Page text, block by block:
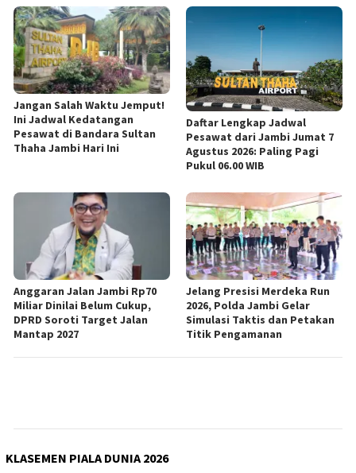
Jangan Salah Waktu Jemput!
Ini Jadwal Kedatangan
Pesawat di Bandara Sultan
Thaha Jambi Hari Ini
Daftar Lengkap Jadwal
Pesawat dari Jambi Jumat 7
Agustus 2026: Paling Pagi
Pukul 06.00 WIB
Anggaran Jalan Jambi Rp70
Miliar Dinilai Belum Cukup,
DPRD Soroti Target Jalan
Mantap 2027
Jelang Presisi Merdeka Run
2026, Polda Jambi Gelar
Simulasi Taktis dan Petakan
Titik Pengamanan
KLASEMEN PIALA DUNIA 2026